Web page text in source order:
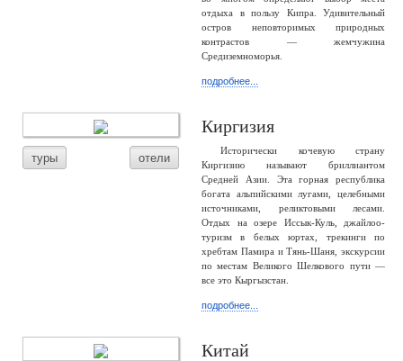
отдыха в пользу Кипра. Удивительный
остров неповторимых природных
контрастов — жемчужина
Средиземноморья.
подробнее...
туры отели
Киргизия
Исторически кочевую страну
Киргизию называют бриллиантом
Средней Азии. Эта горная республика
богата альпийскими лугами, целебными
источниками, реликтовыми лесами.
Отдых на озере Иссык-Куль, джайлоо-
туризм в белых юртах, трекинги по
хребтам Памира и Тянь-Шаня, экскурсии
по местам Великого Шелкового пути —
все это Кыргызстан.
подробнее...
Китай